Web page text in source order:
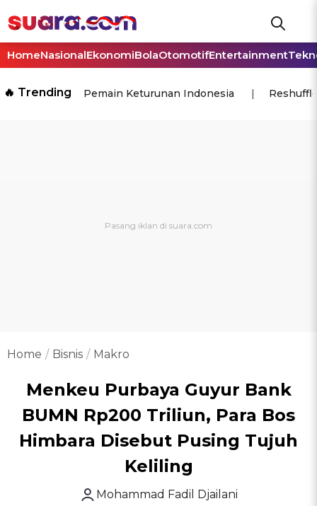
HomeNasionalEkonomiBolaOtomotifEntertainment
🔥 Trending Pemain Keturunan Indonesia
Home Bisnis Makro
Menkeu Purbaya Guyur Bank
BUMN Rp200 Triliun, Para Bos
Himbara Disebut Pusing Tujuh
Keliling
Mohammad Fadil Djailani